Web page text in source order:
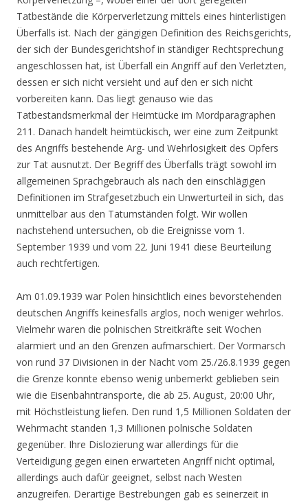
Tatbestände die Körperverletzung mittels eines hinterlistigen
Überfalls ist. Nach der gängigen Definition des Reichsgerichts,
der sich der Bundesgerichtshof in ständiger Rechtsprechung
angeschlossen hat, ist Überfall ein Angriff auf den Verletzten,
dessen er sich nicht versieht und auf den er sich nicht
vorbereiten kann. Das liegt genauso wie das
Tatbestandsmerkmal der Heimtücke im Mordparagraphen
211. Danach handelt heimtückisch, wer eine zum Zeitpunkt
des Angriffs bestehende Arg- und Wehrlosigkeit des Opfers
zur Tat ausnutzt. Der Begriff des Überfalls trägt sowohl im
allgemeinen Sprachgebrauch als nach den einschlägigen
Definitionen im Strafgesetzbuch ein Unwerturteil in sich, das
unmittelbar aus den Tatumständen folgt. Wir wollen
nachstehend untersuchen, ob die Ereignisse vom 1.
September 1939 und vom 22. Juni 1941 diese Beurteilung
auch rechtfertigen.
Am 01.09.1939 war Polen hinsichtlich eines bevorstehenden
deutschen Angriffs keinesfalls arglos, noch weniger wehrlos.
Vielmehr waren die polnischen Streitkräfte seit Wochen
alarmiert und an den Grenzen aufmarschiert. Der Vormarsch
von rund 37 Divisionen in der Nacht vom 25./26.8.1939 gegen
die Grenze konnte ebenso wenig unbemerkt geblieben sein
wie die Eisenbahntransporte, die ab 25. August, 20:00 Uhr,
mit Höchstleistung liefen. Den rund 1,5 Millionen Soldaten der
Wehrmacht standen 1,3 Millionen polnische Soldaten
gegenüber. Ihre Dislozierung war allerdings für die
Verteidigung gegen einen erwarteten Angriff nicht optimal,
allerdings auch dafür geeignet, selbst nach Westen
anzugreifen. Derartige Bestrebungen gab es seinerzeit in